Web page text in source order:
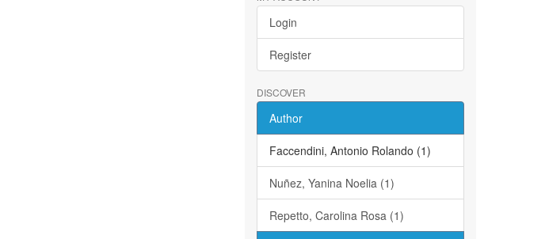
Login
Register
DISCOVER
Author
Faccendini, Antonio Rolando (1)
Nuñez, Yanina Noelia (1)
Repetto, Carolina Rosa (1)